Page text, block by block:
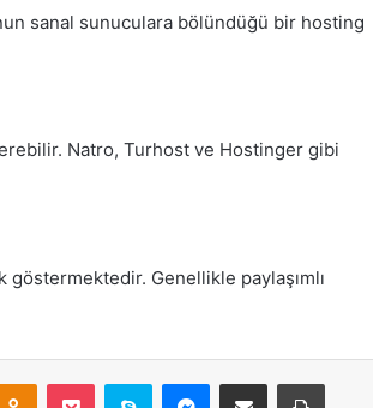
sanal sunuculara bölündüğü bir hosting
Natro, Turhost ve Hostinger gibi
Genellikle paylaşımlı
Odnoklassniki
Pocket Skype Messenger
E-Posta ile paylaş Yazdır